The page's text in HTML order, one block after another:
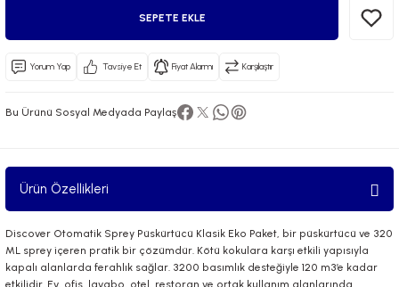
Esansiyel Aroma Difüzörü
SEPETE EKLE
Yorum Yap Tavsiye Et Fiyat Alarmı Karşılaştır
Bu Ürünü Sosyal Medyada Paylaş
Ürün Özellikleri
Discover Otomatik Sprey Püskürtücü Klasik Eko Paket, bir püskürtücü ve 320
ML sprey içeren pratik bir çözümdür. Kötü kokulara karşı etkili yapısıyla
kapalı alanlarda ferahlık sağlar. 3200 basımlık desteğiyle 120 m3’e kadar
etkilidir. Ev, ofis, lavabo, otel, restoran ve ortak kullanım alanlarında